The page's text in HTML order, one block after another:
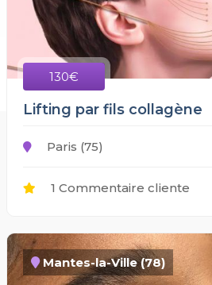
130€
Lifting par fils collagène
Paris (75)
1 Commentaire cliente
Mantes-la-Ville (78)